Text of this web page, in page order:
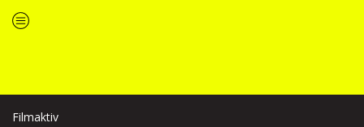
“Najava programa za Dječju kuću za 8/2026”
Filmaktiv